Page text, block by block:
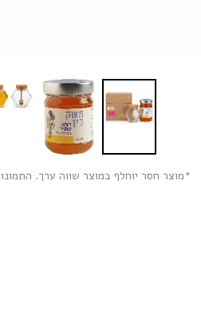
*מוצר חסר יוחלף במוצר שווה ערך.